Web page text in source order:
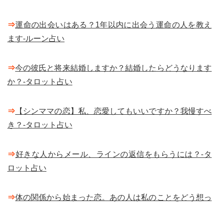
⇒運命の出会いはある？1年以内に出会う運命の人を教え
ます-ルーン占い
⇒今の彼氏と将来結婚しますか？結婚したらどうなります
か？-タロット占い
⇒ 【シンママの恋】私、恋愛してもいいですか？我慢すべ
き？-タロット占い
⇒好きな人からメール、ラインの返信をもらうには？-タ
ロット占い
⇒体の関係から始まった恋。あの人は私のことをどう想っ